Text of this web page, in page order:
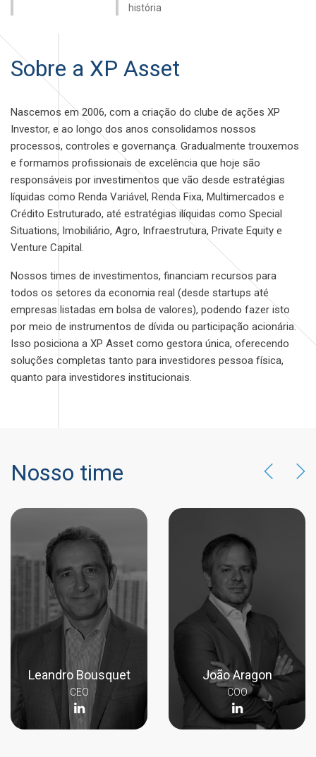
história
Sobre a XP Asset
Nascemos em 2006, com a criação do clube de ações XP
Investor, e ao longo dos anos consolidamos nossos
processos, controles e governança. Gradualmente trouxemos
e formamos profissionais de excelência que hoje são
responsáveis por investimentos que vão desde estratégias
líquidas como Renda Variável, Renda Fixa, Multimercados e
Crédito Estruturado, até estratégias ilíquidas como Special
Situations, Imobiliário, Agro, Infraestrutura, Private Equity e
Venture Capital.
Nossos times de investimentos, financiam recursos para
todos os setores da economia real (desde startups até
empresas listadas em bolsa de valores), podendo fazer isto
por meio de instrumentos de dívida ou participação acionária.
Isso posiciona a XP Asset como gestora única, oferecendo
soluções completas tanto para investidores pessoa física,
quanto para investidores institucionais.
Nosso time
Leandro Bousquet
CEO
João Aragon
COO